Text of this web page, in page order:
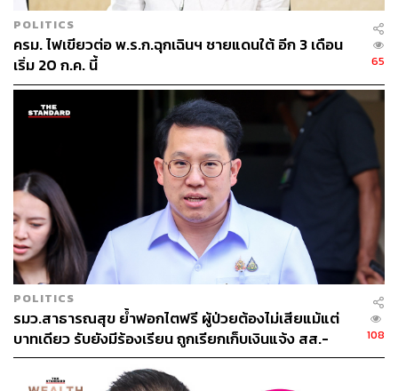
POLITICS
ครม. ไฟเขียวต่อ พ.ร.ก.ฉุกเฉินฯ ชายแดนใต้ อีก 3 เดือน
เริ่ม 20 ก.ค. นี้
65
POLITICS
รมว.สาธารณสุข ย้ำฟอกไตฟรี ผู้ป่วยต้องไม่เสียแม้แต่
บาทเดียว รับยังมีร้องเรียน ถูกเรียกเก็บเงินแจ้ง สส.-
สสจ.-สธ. ได้ทันที
108